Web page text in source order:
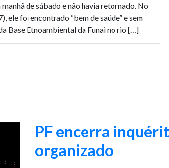
de sábado e não havia retornado. No
ele foi encontrado “bem de saúde” e sem
Base Etnoambiental da Funai no rio […]
PF encerra
organizado